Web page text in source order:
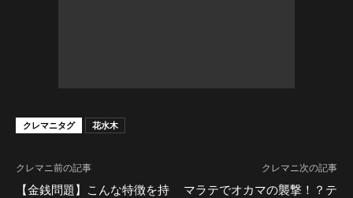
クレマニタグ 花水木
クレマニ前の記事
【金銭問題】こんな特徴を持
クレマニ次の記事
マラテでオカマの襲撃！？テ